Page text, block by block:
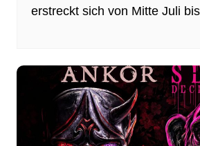
erstreckt sich von Mitte Juli bis